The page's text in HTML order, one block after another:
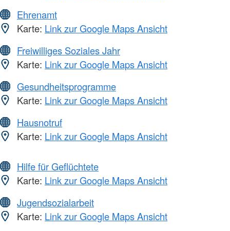
Ehrenamt
Karte: Link zur Google Maps Ansicht
Freiwilliges Soziales Jahr
Karte: Link zur Google Maps Ansicht
Gesundheitsprogramme
Karte: Link zur Google Maps Ansicht
Hausnotruf
Karte: Link zur Google Maps Ansicht
Hilfe für Geflüchtete
Karte: Link zur Google Maps Ansicht
Jugendsozialarbeit
Karte: Link zur Google Maps Ansicht